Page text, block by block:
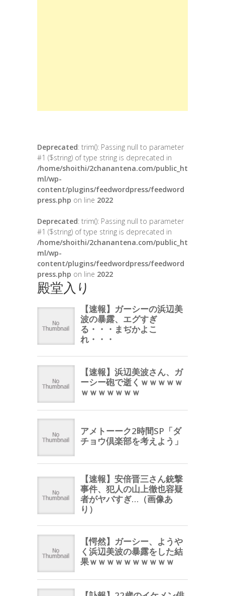
Deprecated: trim(): Passing null to parameter
#1 ($string) of type string is deprecated in
/home/shoithi/2chanantena.com/public_ht
ml/wp-
content/plugins/feedwordpress/feedword
press.php on line 2022
Deprecated: trim(): Passing null to parameter
#1 ($string) of type string is deprecated in
/home/shoithi/2chanantena.com/public_ht
ml/wp-
content/plugins/feedwordpress/feedword
press.php on line 2022
殿堂入り